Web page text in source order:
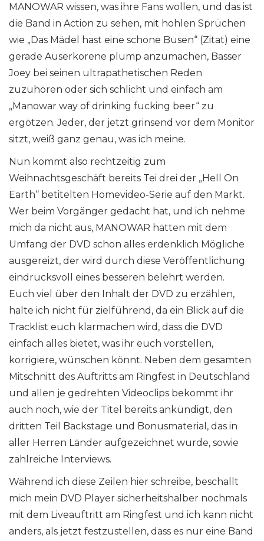
MANOWAR wissen, was ihre Fans wollen, und das ist
die Band in Action zu sehen, mit hohlen Sprüchen
wie „Das Mädel hast eine schone Busen“ (Zitat) eine
gerade Auserkorene plump anzumachen, Basser
Joey bei seinen ultrapathetischen Reden
zuzuhören oder sich schlicht und einfach am
„Manowar way of drinking fucking beer“ zu
ergötzen. Jeder, der jetzt grinsend vor dem Monitor
sitzt, weiß ganz genau, was ich meine.
Nun kommt also rechtzeitig zum
Weihnachtsgeschäft bereits Tei drei der „Hell On
Earth“ betitelten Homevideo-Serie auf den Markt.
Wer beim Vorgänger gedacht hat, und ich nehme
mich da nicht aus, MANOWAR hätten mit dem
Umfang der DVD schon alles erdenklich Mögliche
ausgereizt, der wird durch diese Veröffentlichung
eindrucksvoll eines besseren belehrt werden.
Euch viel über den Inhalt der DVD zu erzählen,
halte ich nicht für zielführend, da ein Blick auf die
Tracklist euch klarmachen wird, dass die DVD
einfach alles bietet, was ihr euch vorstellen,
korrigiere, wünschen könnt. Neben dem gesamten
Mitschnitt des Auftritts am Ringfest in Deutschland
und allen je gedrehten Videoclips bekommt ihr
auch noch, wie der Titel bereits ankündigt, den
dritten Teil Backstage und Bonusmaterial, das in
aller Herren Länder aufgezeichnet wurde, sowie
zahlreiche Interviews.
Während ich diese Zeilen hier schreibe, beschallt
mich mein DVD Player sicherheitshalber nochmals
mit dem Liveauftritt am Ringfest und ich kann nicht
anders, als jetzt festzustellen, dass es nur eine Band